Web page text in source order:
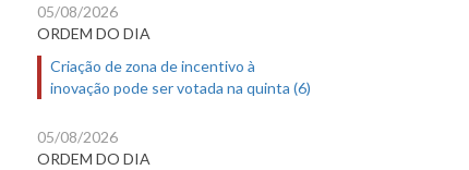
05/08/2026
ORDEM DO DIA
Criação de zona de incentivo à
inovação pode ser votada na quinta (6)
05/08/2026
ORDEM DO DIA